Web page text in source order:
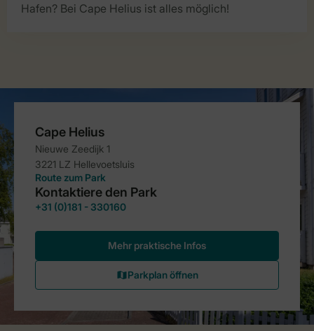
Hafen? Bei Cape Helius ist alles möglich!